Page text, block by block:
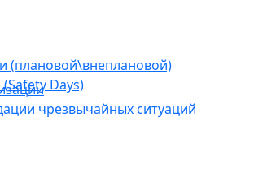
чрезвычайных ситуаций
(плановой\внеплановой)
Days)